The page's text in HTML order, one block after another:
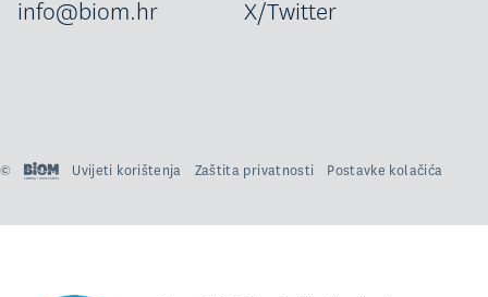
info@biom.hr
X/Twitter
© Uvijeti korištenja Zaštita privatnosti Postavke kolačića